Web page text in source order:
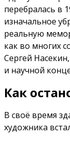
перебралась в
изначальное
реальную
как во многих
Сергей
и научной
Как
В своё время
художника